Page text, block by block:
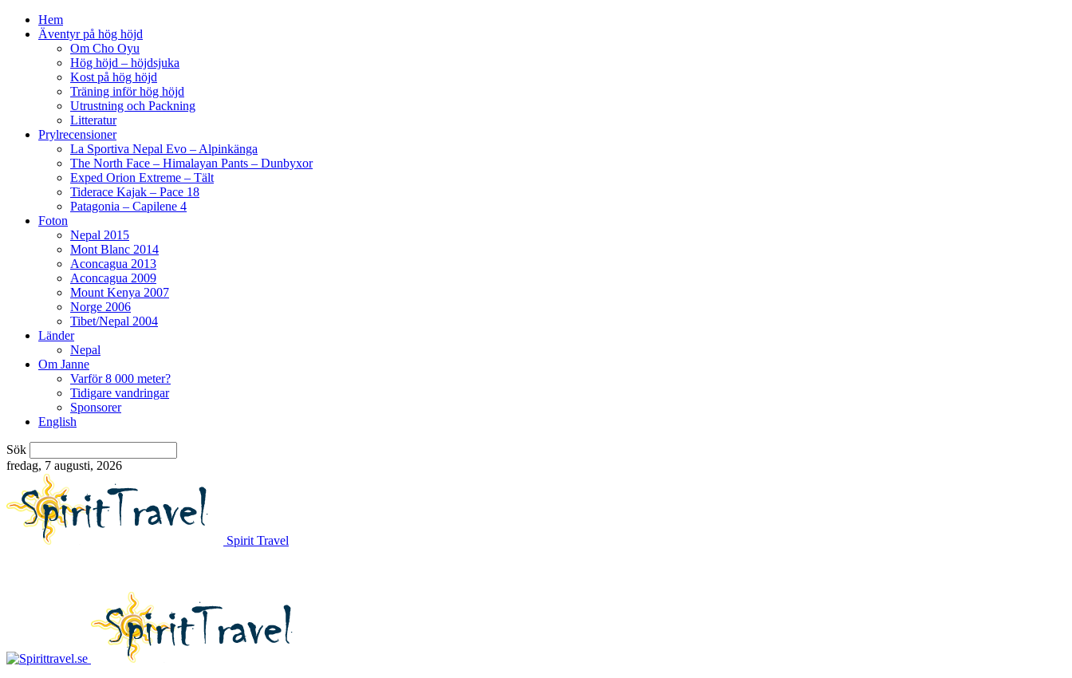
Hem
Äventyr på hög höjd
Om Cho Oyu
Hög höjd – höjdsjuka
Kost på hög höjd
Träning inför hög höjd
Utrustning och Packning
Litteratur
Prylrecensioner
La Sportiva Nepal Evo – Alpinkänga
The North Face – Himalayan Pants – Dunbyxor
Exped Orion Extreme – Tält
Tiderace Kajak – Pace 18
Patagonia – Capilene 4
Foton
Nepal 2015
Mont Blanc 2014
Aconcagua 2013
Aconcagua 2009
Mount Kenya 2007
Norge 2006
Tibet/Nepal 2004
Länder
Nepal
Om Janne
Varför 8 000 meter?
Tidigare vandringar
Sponsorer
English
Sök
fredag, 7 augusti, 2026
Spirit Travel